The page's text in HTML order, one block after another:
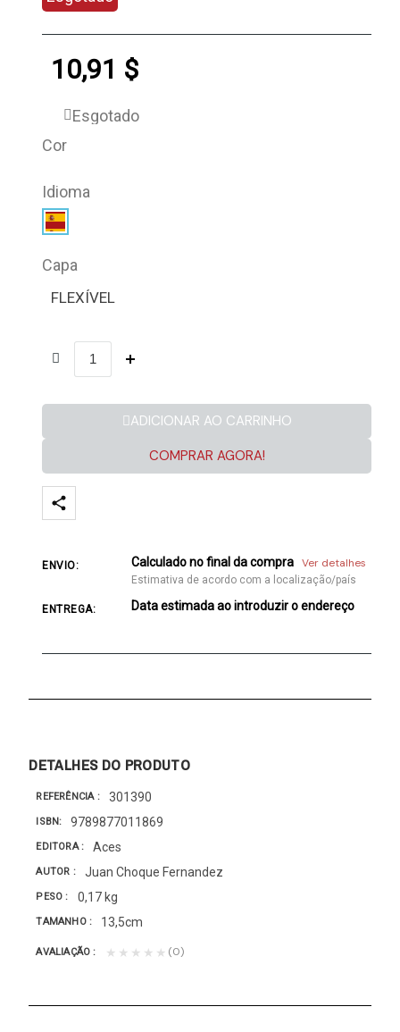
10,91 $
Esgotado
Cor
Idioma
Capa
FLEXÍVEL
ADICIONAR AO CARRINHO
COMPRAR AGORA!
ENVIO: Calculado no final da compra Ver detalhes
Estimativa de acordo com a localização/país
ENTREGA: Data estimada ao introduzir o endereço
DETALHES DO PRODUTO
REFERÊNCIA 301390
ISBN 9789877011869
EDITORA Aces
AUTOR Juan Choque Fernandez
PESO 0,17 kg
TAMANHO 13,5cm
AVALIAÇÃO ★★★★★ (0)